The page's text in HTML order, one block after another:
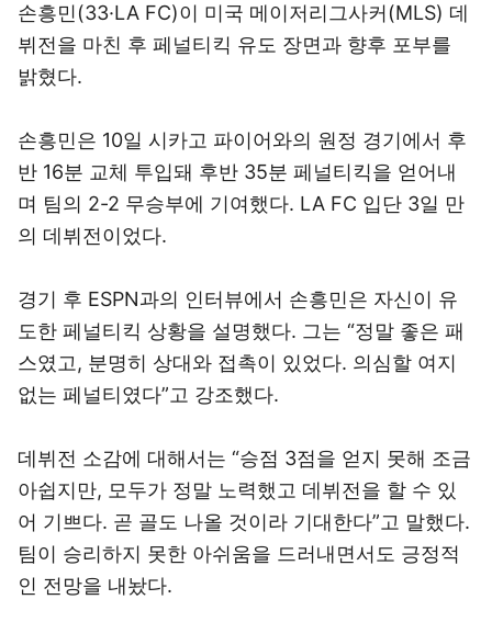
손흥민(33·LA FC)이 미국 메이저리그사커(MLS) 데
뷔전을 마친 후 페널티킥 유도 장면과 향후 포부를
밝혔다.
손흥민은 10일 시카고 파이어와의 원정 경기에서 후
반 16분 교체 투입돼 후반 35분 페널티킥을 얻어내
며 팀의 2-2 무승부에 기여했다. LA FC 입단 3일 만
의 데뷔전이었다.
경기 후 ESPN과의 인터뷰에서 손흥민은 자신이 유
도한 페널티킥 상황을 설명했다. 그는 “정말 좋은 패
스였고, 분명히 상대와 접촉이 있었다. 의심할 여지
없는 페널티였다”고 강조했다.
데뷔전 소감에 대해서는 “승점 3점을 얻지 못해 조금
아쉽지만, 모두가 정말 노력했고 데뷔전을 할 수 있
어 기쁘다. 곧 골도 나올 것이라 기대한다”고 말했다.
팀이 승리하지 못한 아쉬움을 드러내면서도 긍정적
인 전망을 내놨다.